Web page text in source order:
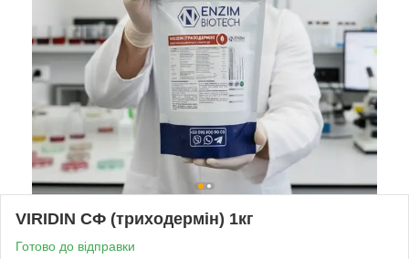
VIRIDIN СФ (триходермін) 1кг
Готово до відправки